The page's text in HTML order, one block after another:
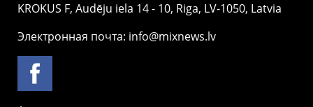
KROKUS F, Audēju iela 14 - 10, Riga, LV-1050, Latvia
Электронная почта: info@mixnews.lv